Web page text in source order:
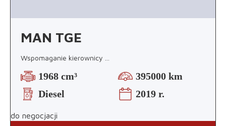
MAN TGE
Wspomaganie kierownicy
1968 cm³
395000 km
Diesel
2019 r.
do negocjacji